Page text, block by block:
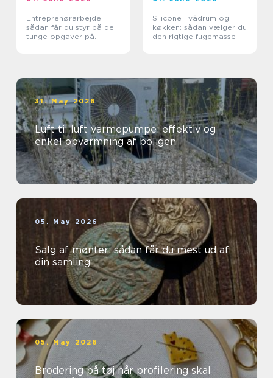
Entreprenørarbejde:
sådan får du styr på de
tunge opgaver på
Silicone i vådrum og
køkken: sådan vælger du
den rigtige fugemasse
31. May 2026
Luft til luft varmepumpe: effektiv og
enkel opvarmning af boligen
05. May 2026
Salg af mønter: sådan får du mest ud af
din samling
05. May 2026
Brodering på tøj når profilering skal